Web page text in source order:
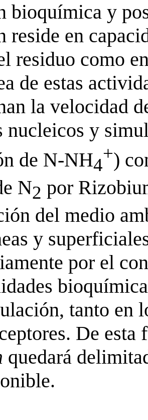
bioquímica y
reside en
residuo como
de estas
la velocidad
nucleicos y
de N-NH4
+)
N2 por
del medio
y
por el
tanto en
De
quedará